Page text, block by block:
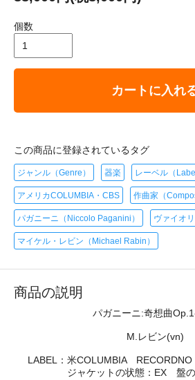
個数
カートに入れ
この商品に登録されているタグ
ジャンル（Genre） 器楽 レーベル（Label
アメリカCOLUMBIA・CBS 作曲家（
パガニーニ（Niccolo Paganini） ヴァイオ
マイケル・レビン（Michael Rabin）
商品の説明
パガニーニ:奇想曲
M.レビン(vn)
LABEL：米COLUMBIA
ジャケットの状態：EX 盤